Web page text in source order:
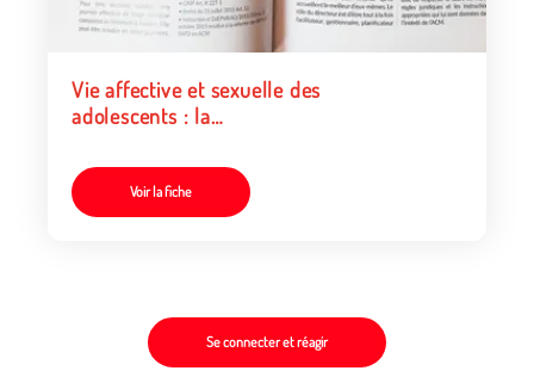
Vie affective et sexuelle des
adolescents : la
Voir la fiche
Se connecter et réagir